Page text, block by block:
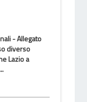
- Allegato
diverso
Lazio a